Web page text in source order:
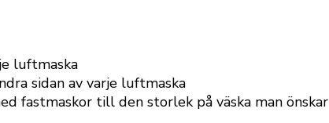
luftmaska
sidan av varje luftmaska
fastmaskor till den storlek på väska man önskar